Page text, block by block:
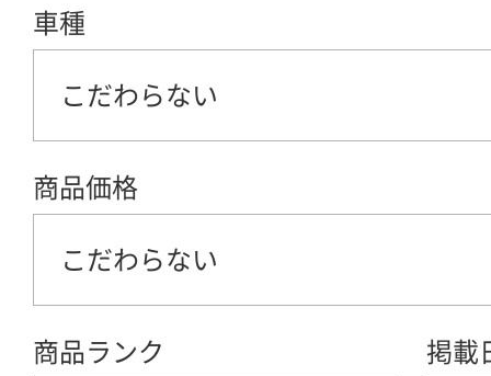
車種
こだわらない
商品価格
こだわらない
商品ランク 掲載